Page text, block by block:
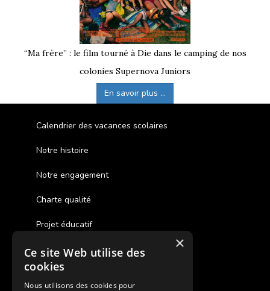
“Ma frère” : le film tourné à Die dans le camping de nos
colonies Supernova Juniors
En savoir plus ...
Calendrier des vacances scolaires
Notre histoire
Notre engagement
Charte qualité
Projet éducatif
Des colonies de vacances inclusives
Assurances annulations
×
Ce site Web utilise des
cookies
Nous utilisons des cookies pour